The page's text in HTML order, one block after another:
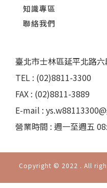
知識專區
聯絡我們
臺北市士林區延平北路
TEL : (02)8811-3300
FAX : (02)8811-3889
E-mail :
營業時間 : 週一至週五
Copyright © 2022 . All